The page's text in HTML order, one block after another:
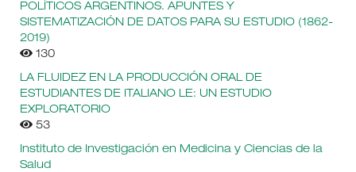
POLÍTICOS ARGENTINOS. APUNTES Y
SISTEMATIZACIÓN DE DATOS PARA SU ESTUDIO (1862-
2019)
130
LA FLUIDEZ EN LA PRODUCCIÓN ORAL DE
ESTUDIANTES DE ITALIANO LE: UN ESTUDIO
EXPLORATORIO
53
Instituto de Investigación en Medicina y Ciencias de la
Salud